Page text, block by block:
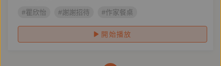
#瞿欣怡 #謝謝招待 #作家餐桌
開始播放